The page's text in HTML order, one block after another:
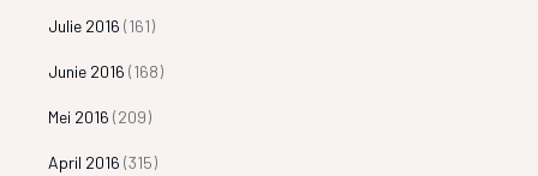
Julie 2016 (161)
Junie 2016 (168)
Mei 2016 (209)
April 2016 (315)